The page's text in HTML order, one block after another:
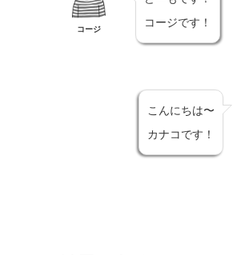
コージ
コージです！
こんにちは〜
カナコです！